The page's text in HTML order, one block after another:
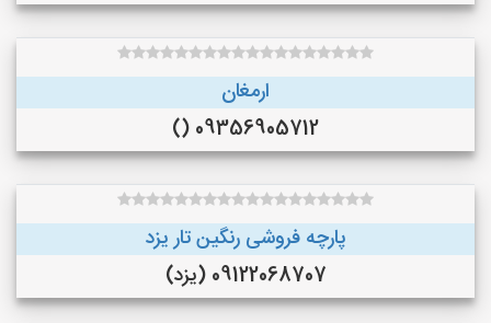
ارمغان
09356905712 ()
پارچه فروشی رنگین تار یزد
09122068707 (یزد)